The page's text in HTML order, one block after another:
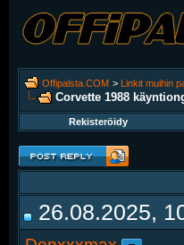
Offipalsta.COM > Linkit muihin
Corvette 1988
Rekisteröidy
26.08.2025,